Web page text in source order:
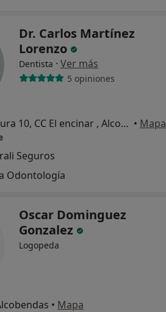
Dr. Carlos Martínez
Lorenzo
Dentista · Ver más
5 opiniones
Camino del cura 10, CC El encinar , Alcobendas • Mapa
Seguros
Odontología
Oscar Dominguez
Gonzalez
Logopeda
• Mapa